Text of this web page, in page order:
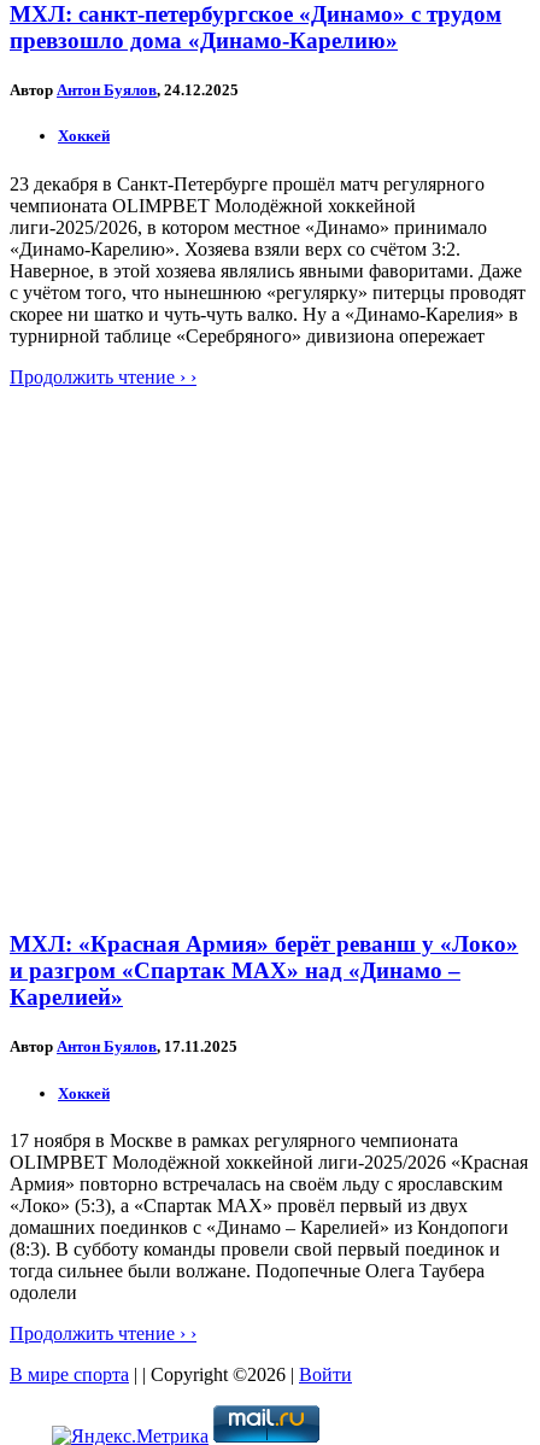
МХЛ: санкт-петербургское «Динамо» с трудом
превзошло дома «Динамо-Карелию»
Автор Антон Буялов, 24.12.2025
Хоккей
23 декабря в Санкт-Петербурге прошёл матч регулярного
чемпионата OLIMPBET Молодёжной хоккейной
лиги-2025/2026, в котором местное «Динамо» принимало
«Динамо-Карелию». Хозяева взяли верх со счётом 3:2.
Наверное, в этой хозяева являлись явными фаворитами. Даже
с учётом того, что нынешнюю «регулярку» питерцы проводят
скорее ни шатко и чуть-чуть валко. Ну а «Динамо-Карелия» в
турнирной таблице «Серебряного» дивизиона опережает
Продолжить чтение › ›
МХЛ: «Красная Армия» берёт реванш у «Локо»
и разгром «Спартак МАХ» над «Динамо –
Карелией»
Автор Антон Буялов, 17.11.2025
Хоккей
17 ноября в Москве в рамках регулярного чемпионата
OLIMPBET Молодёжной хоккейной лиги-2025/2026 «Красная
Армия» повторно встречалась на своём льду с ярославским
«Локо» (5:3), а «Спартак МАХ» провёл первый из двух
домашних поединков с «Динамо – Карелией» из Кондопоги
(8:3). В субботу команды провели свой первый поединок и
тогда сильнее были волжане. Подопечные Олега Таубера
одолели
Продолжить чтение › ›
В мире спорта | | Copyright ©2026 | Войти